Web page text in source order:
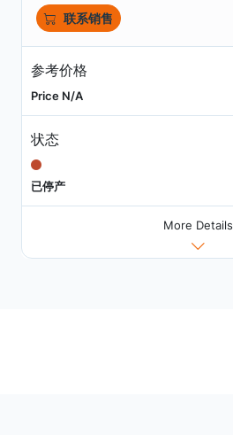
联系销售
参考价格
Price N/A
状态
已停产
More Details